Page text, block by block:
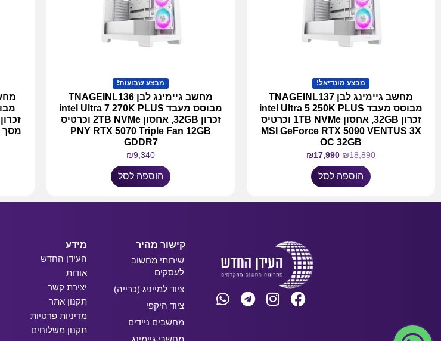
מבצע מונדיאל!
מחשב גיימינג לבן TNAGEINL137
מבוסס מעבד intel Ultra 5 250K PLUS
זכרון 32GB, אחסון 1TB NVMe וכרטיס
MSI GeForce RTX 5090 VENTUS 3X
OC 32GB
₪18,890
₪17,990
הוספה לסל
מבצע שבועות!
מחשב גיימינג לבן TNAGEINL136
מבוסס מעבד intel Ultra 7 270K PLUS
זכרון 32GB, אחסון 2TB NVMe וכרטיס
PNY RTX 5070 Triple Fan 12GB
GDDR7
₪9,340
הוספה לסל
קישור מהיר
שירותי מחשוב
לעסקים
ציוד למייניג (כרייה)
ציוד היקפי
מחשבים ניידים
מידע
העידן החדש
אודות
יצירת קשר
תקנון אתר
מדיניות פרטיות
תקנון משלוחים